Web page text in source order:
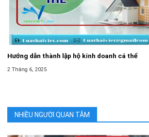
Hướng dẫn thành lập hộ kinh doanh cá thể
2 Tháng 6, 2025
NHIỀU NGƯỜI QUAN TÂM